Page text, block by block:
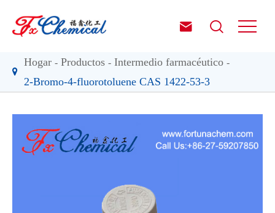
 
Hogar Productos
Intermedio farmacéutico
2-Bromo-4-fluorotoluene CAS 1422-53-3